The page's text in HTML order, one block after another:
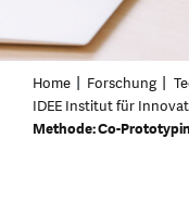
Home Forschung
IDEE Institut für
Methode: Co-